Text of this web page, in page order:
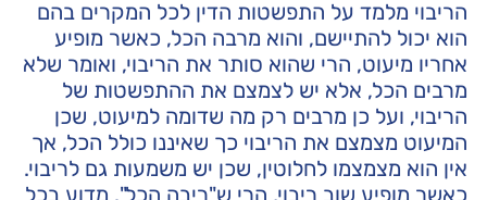
הריבוי מלמד על התפשטות הדין לכל המקרים בהם
הוא יכול להתיישם, והוא מרבה הכל, כאשר מופיע
אחריו מיעוט, הרי שהוא סותר את הריבוי, ואומר שלא
מרבים הכל, אלא יש לצמצם את ההתפשטות של
הריבוי, ועל כן מרבים רק מה שדומה למיעוט, שכן
המיעוט מצמצם את הריבוי כך שאיננו כולל הכל, אך
אין הוא מצמצמו לחלוטין, שכן יש משמעות גם לריבוי.
כאשר מופיע שוב ריבוי, הרי ש"ריבה הכל". מדוע בכל